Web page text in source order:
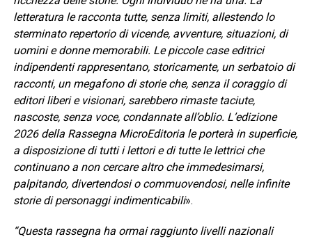
letteratura le racconta tutte, senza limiti, allestendo lo
sterminato repertorio di vicende, avventure, situazioni, di
uomini e donne memorabili. Le piccole case editrici
indipendenti rappresentano, storicamente, un serbatoio di
racconti, un megafono di storie che, senza il coraggio di
editori liberi e visionari, sarebbero rimaste taciute,
nascoste, senza voce, condannate all’oblio. L’edizione
2026 della Rassegna MicroEditoria le porterà in superficie,
a disposizione di tutti i lettori e di tutte le lettrici che
continuano a non cercare altro che immedesimarsi,
palpitando, divertendosi o commuovendosi, nelle infinite
storie di personaggi indimenticabili».
“Questa rassegna ha ormai raggiunto livelli nazionali